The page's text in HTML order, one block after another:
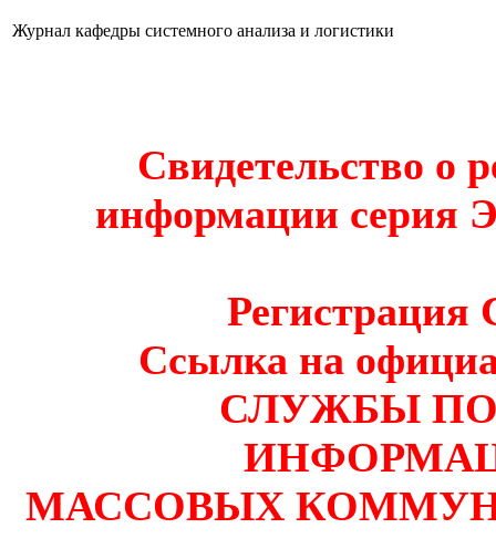
Журнал кафедры системного анализа и логистики
Свидетельство о
информации серия
Регистрация
Ссылка на
СЛУЖБЫ ПО
МАССОВЫХ